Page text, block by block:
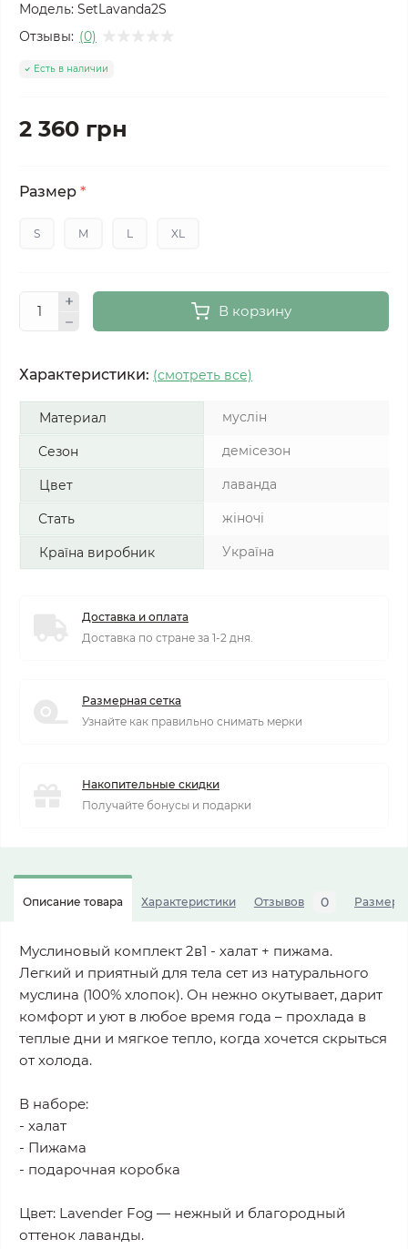
Модель: SetLavanda2S
Отзывы: (0)
Есть в наличии
2 360 грн
Размер *
S M L XL
В корзину
Характеристики: (смотреть все)
Материал муслін
Сезон демісезон
Цвет лаванда
Стать жіночі
Країна виробник Україна
Доставка и оплата
Доставка по стране за 1-2 дня.
Размерная сетка
Узнайте как правильно снимать мерки
Накопительные скидки
Получайте бонусы и подарки
Описание товара Характеристики Отзывов 0
Муслиновый комплект 2в1 - халат + пижама.
Легкий и приятный для тела сет из натурального
муслина (100% хлопок). Он нежно окутывает, дарит
комфорт и уют в любое время года – прохлада в
теплые дни и мягкое тепло, когда хочется скрыться
от холода.
В наборе:
- халат
- Пижама
- подарочная коробка
Цвет: Lavender Fog — нежный и благородный
оттенок лаванды.